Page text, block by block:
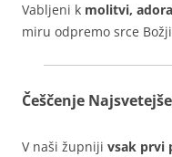
Vabljeni k molitvi,
miru odpremo srce
Češčenje
V naši župniji vsak prvi